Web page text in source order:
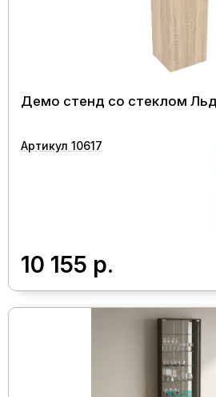
Демо стенд со стеклом
Артикул 10617
10 155 р.